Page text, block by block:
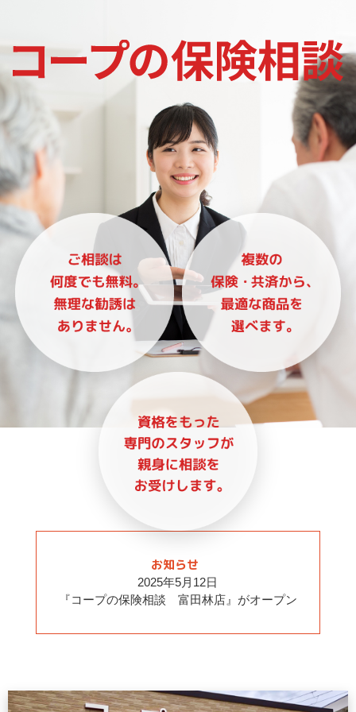
お知らせ
2025年5月12日
『コープの保険相談 富田林店』がオープン